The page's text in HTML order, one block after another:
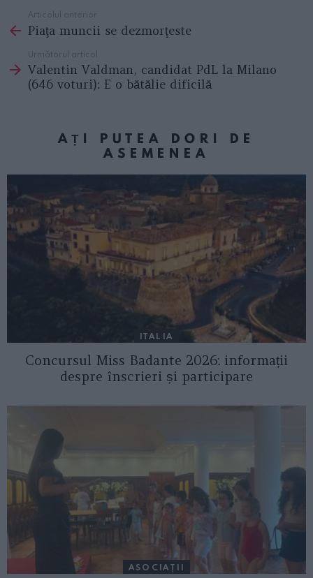
more
Articolul anterior
Piaţa muncii se dezmorţeste
Următorul articol
Valentin Valdman, candidat PdL la Milano
(646 voturi): E o bătălie dificilă
AȚI PUTEA DORI DE
ASEMENEA
ITALIA
Concursul Miss Badante 2026: informații
despre înscrieri și participare
ASOCIAŢII